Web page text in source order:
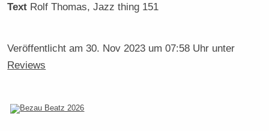
Text Rolf Thomas, Jazz thing 151
Veröffentlicht am30. Nov 2023 um 07:58 Uhr unter
Reviews